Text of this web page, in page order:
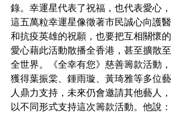
錄。幸運星代表了祝福，也代表愛心，
這五萬粒幸運星像徵著市民誠心向護醫
和抗疫英雄的祝願，也要把互相關懷的
愛心藉此活動散播全香港，甚至擴散至
全世界。《全幸有您》慈善籌款活動，
獲得葉振棠、鍾雨璇、黃琦雅等多位藝
人鼎力支持，未來仍會邀請其他藝人，
以不同形式支持這次籌款活動。他說：